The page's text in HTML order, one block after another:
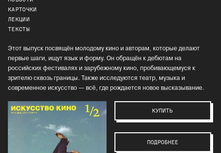
КАРТОЧКИ
ЛЕКЦИИ
ТЕКСТЫ
Этот выпуск посвящён молодому кино и авторам, которые делают
первые шаги, ищут язык и форму. Он обращён к дебютам на
российских фестивалях и зарубежному кино, пробивающемуся к
зрителю сквозь границы. Также исследуются театр, музыка и
современное искусство — всё, где рождается новое высказывание.
КУПИТЬ
ПОДРОБНЕЕ